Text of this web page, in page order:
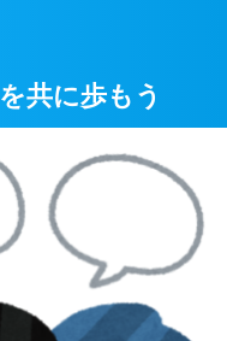
共に歩もう